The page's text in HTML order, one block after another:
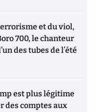
et du viol,
700, le chanteur
des tubes de l’été
est plus légitime
des comptes aux